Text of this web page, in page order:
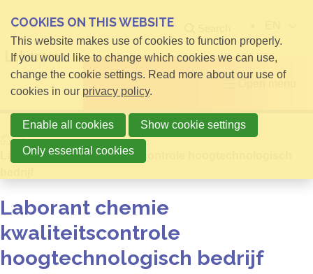
Home
Laborant chemie kwaliteitscontrole hoogtechnologisch
Laborant chemie
kwaliteitscontrole
hoogtechnologisch bedrijf
COOKIES ON THIS WEBSITE
This website makes use of cookies to function properly.
If you would like to change which cookies we can use,
change the cookie settings. Read more about our use of
cookies in our privacy policy.
Enable all cookies Show cookie settings
Only essential cookies